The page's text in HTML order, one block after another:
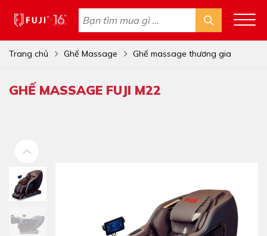
Trang chủ Ghế Massage Ghế massage thương gia
GHẾ MASSAGE FUJI M22